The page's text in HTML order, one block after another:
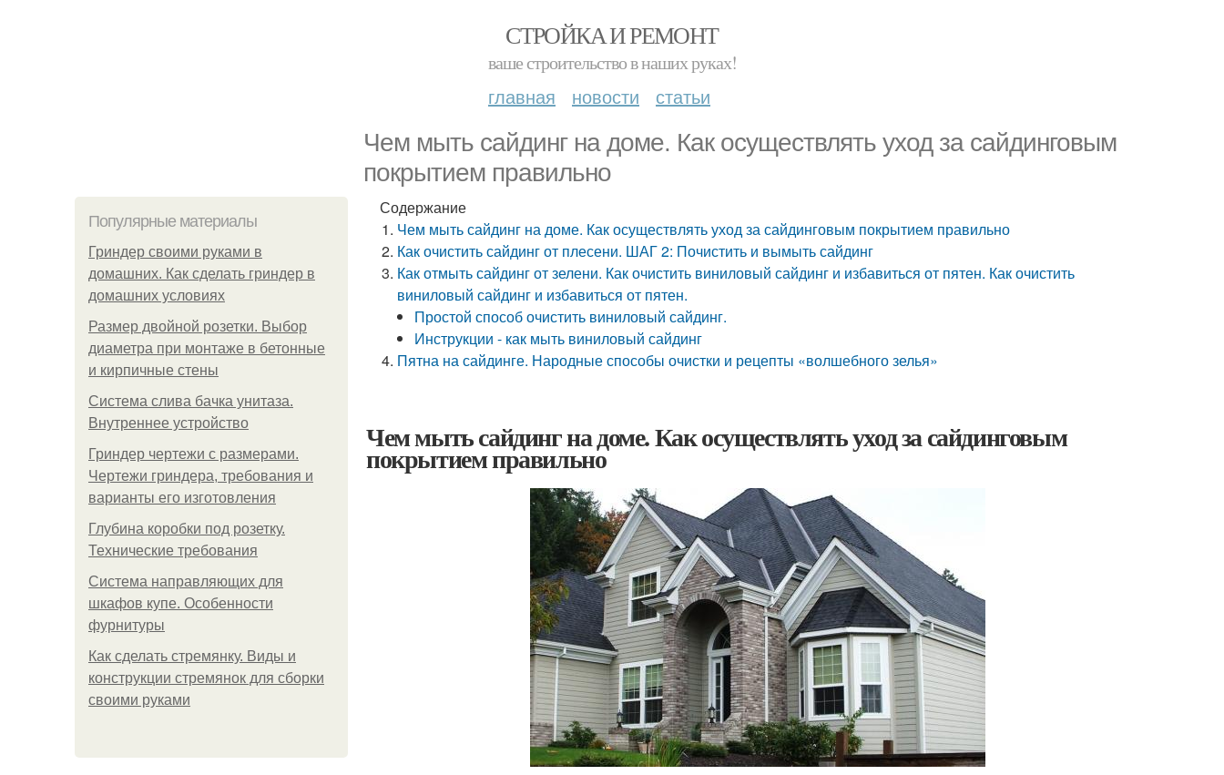
СТРОЙКА И РЕМОНТ
ваше строительство в наших руках!
главная новости статьи
Чем мыть сайдинг на доме. Как осуществлять уход за сайдинговым
покрытием правильно
Популярные материалы
Гриндер своими руками в
домашних. Как сделать гриндер в
домашних условиях
Размер двойной розетки. Выбор
диаметра при монтаже в бетонные
и кирпичные стены
Система слива бачка унитаза.
Внутреннее устройство
Гриндер чертежи с размерами.
Чертежи гриндера, требования и
варианты его изготовления
Глубина коробки под розетку.
Технические требования
Система направляющих для
шкафов купе. Особенности
фурнитуры
Как сделать стремянку. Виды и
конструкции стремянок для сборки
своими руками
Содержание
Чем мыть сайдинг на доме. Как осуществлять уход за сайдинговым покрытием правильно
Как очистить сайдинг от плесени. ШАГ 2: Почистить и вымыть сайдинг
Как отмыть сайдинг от зелени. Как очистить виниловый сайдинг и избавиться от пятен. Как очистить
виниловый сайдинг и избавиться от пятен.
Простой способ очистить виниловый сайдинг.
Инструкции - как мыть виниловый сайдинг
Пятна на сайдинге. Народные способы очистки и рецепты «волшебного зелья»
Чем мыть сайдинг на доме. Как осуществлять уход за сайдинговым
покрытием правильно